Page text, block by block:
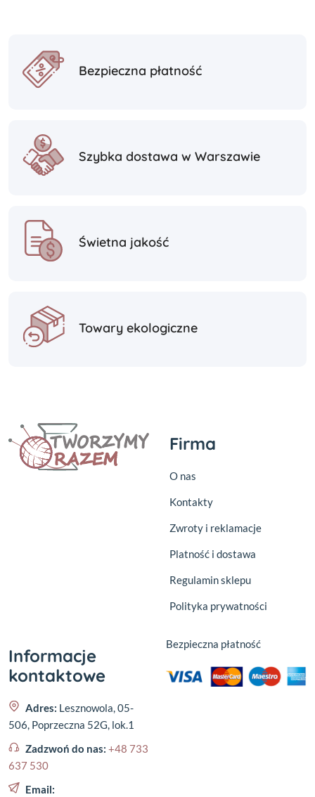
Bezpieczna płatność
Szybka dostawa w Warszawie
Świetna jakość
Towary ekologiczne
Firma
O nas
Kontakty
Zwroty i reklamacje
Platność i dostawa
Regulamin sklepu
Polityka prywatności
Informacje
kontaktowe
Adres: Lesznowola, 05-
506, Poprzeczna 52G, lok.1
Zadzwoń do nas: +48 733
637 530
Email:
Bezpieczna płatność